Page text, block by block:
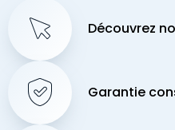
Découvrez
Garantie